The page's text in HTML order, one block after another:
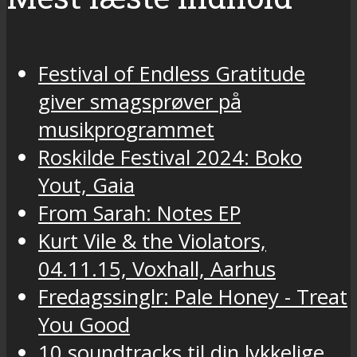
Festival of Endless Gratitude
giver smagsprøver på
musikprogrammet
Roskilde Festival 2024: Boko
Yout, Gaia
From Sarah: Notes EP
Kurt Vile & the Violators,
04.11.15, Voxhall, Aarhus
Fredagssinglr: Pale Honey - Treat
You Good